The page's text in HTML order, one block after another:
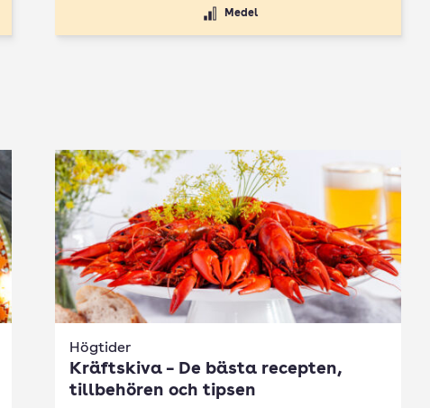
Medel
Högtider
Kräftskiva – De bästa recepten,
tillbehören och tipsen